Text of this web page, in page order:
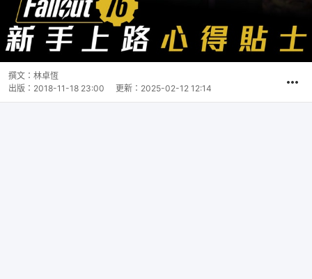
撰文： 林卓恆
出版： 2018-11-18 23:00 更新： 2025-02-12 12:14